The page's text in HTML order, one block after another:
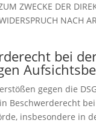
ZWECKE DER
NACH
bei
gegen die
Beschwerderecht
insbesondere in